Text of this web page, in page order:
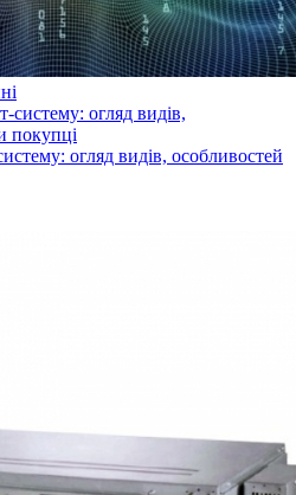
огляд видів, особливостей